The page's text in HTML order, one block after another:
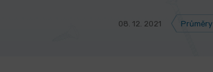
08. 12. 2021